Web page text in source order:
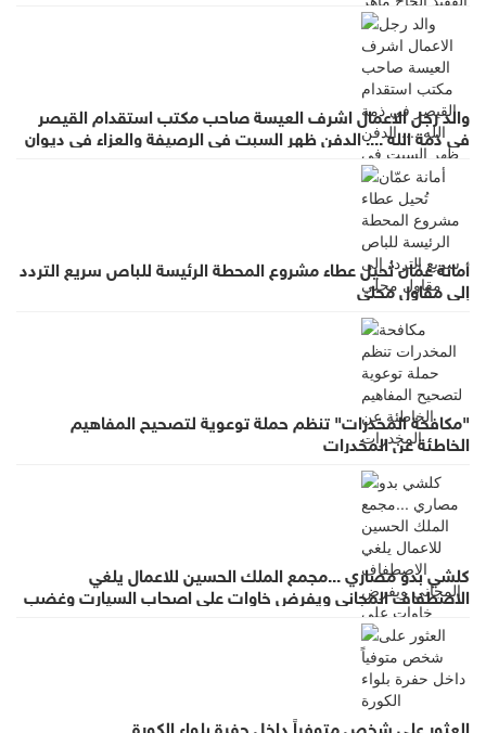
والد رجل الاعمال اشرف العيسة صاحب مكتب استقدام القيصر
في ذمة الله .... الدفن ظهر السبت في الرصيفة والعزاء في ديوان
صانور بحي الرشيد
أمانة عمّان تُحيل عطاء مشروع المحطة الرئيسة للباص سريع التردد
إلى مقاول محلي
"مكافحة المخدرات" تنظم حملة توعوية لتصحيح المفاهيم
الخاطئة عن المخدرات
كلشي بدو مصاري ...مجمع الملك الحسين للاعمال يلغي
الاصطفاف المجاني ويفرض خاوات على اصحاب السيارت وغضب
واسع لقرار يطرد الاستثمار
العثور على شخص متوفياً داخل حفرة بلواء الكورة